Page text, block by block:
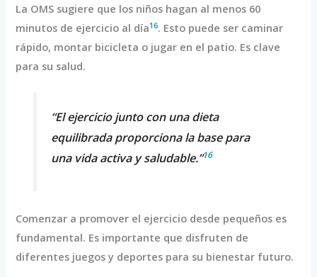
La OMS sugiere que los niños hagan al menos 60
minutos de ejercicio al día16. Esto puede ser caminar
rápido, montar bicicleta o jugar en el patio. Es clave
para su salud.
“El ejercicio junto con una dieta
equilibrada proporciona la base para
una vida activa y saludable.”16
Comenzar a promover el ejercicio desde pequeños es
fundamental. Es importante que disfruten de
diferentes juegos y deportes para su bienestar futuro.